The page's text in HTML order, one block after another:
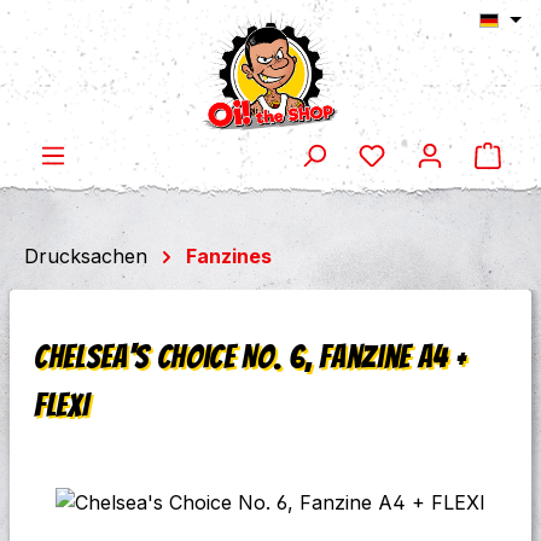
Zum Hauptinhalt springen
Drucksachen Fanzines
Chelsea's Choice No. 6, Fanzine A4 +
FLEXI
Bildergalerie überspringen